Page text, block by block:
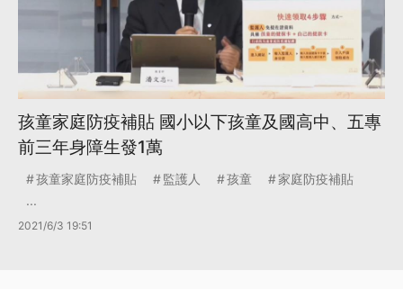
孩童家庭防疫補貼 國小以下孩童及國高中、五專
前三年身障生發1萬
孩童家庭防疫補貼 監護人 孩童
家庭防疫補貼
...
2021/6/3 19:51